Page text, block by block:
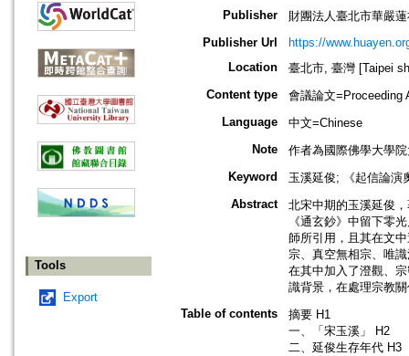
Tools
Export
Publisher
財團法人臺北市華嚴
Publisher Url
https://
Location
臺北市, 臺灣 [Taipei
Content type
會議論文=Proceeding
Language
中文=Chinese
Note
作者為國際佛學大學
Keyword
玉溪延俊; 《起信論演
Abstract
北宋中期的玉溪延俊
《通玄鈔》中留下零
師所引用，且其在文
宗、真空無相宗、唯
在其中加入了澄觀、
識背景，在處理宗教
Table of contents
摘要 H1
一、「宋玉溪」 H2
二、延俊生存年代 H3